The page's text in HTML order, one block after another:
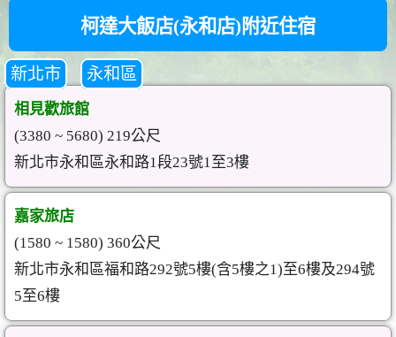
柯達大飯店(永和店)附近住宿
新北市 永和區
相見歡旅館
(3380 ~ 5680) 219公尺
新北市永和區永和路1段23號1至3樓
嘉家旅店
(1580 ~ 1580) 360公尺
新北市永和區福和路292號5樓(含5樓之1)至6樓及294號
5至6樓